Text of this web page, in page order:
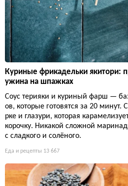
Куриные фрикадельки якитори:
ужина на шпажках
Соус терияки и куриный фарш —
ов, которые готовятся за 20 минут.
рке и глазури, которая
корочку. Никакой сложной
с сладкого и солёного.
Еда и рецепты 13 667